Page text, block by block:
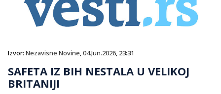
Izvor: Nezavisne Novine,04.Jun.2026, 23:31
SAFETA IZ BIH NESTALA U VELIKOJ
BRITANIJI